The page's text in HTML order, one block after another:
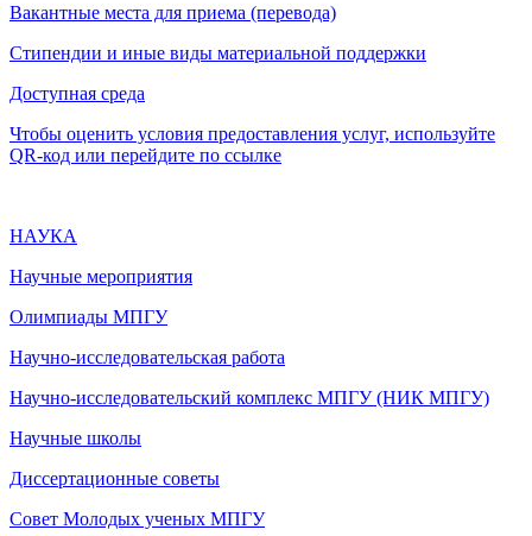
Вакантные места для приема (перевода)
Стипендии и иные виды материальной поддержки
Доступная среда
Чтобы оценить условия предоставления услуг, используйте
QR-код или перейдите по ссылке
НАУКА
Научные мероприятия
Олимпиады МПГУ
Научно-исследовательская работа
Научно-исследовательский комплекс МПГУ (НИК МПГУ)
Научные школы
Диссертационные советы
Совет Молодых ученых МПГУ